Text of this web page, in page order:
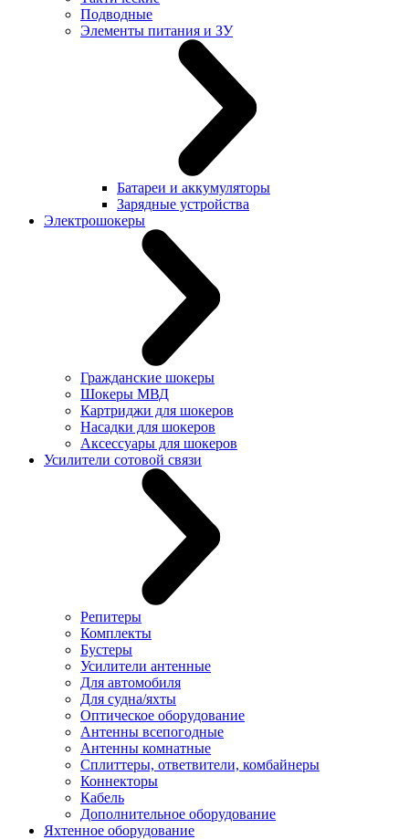
Подводные
Элементы питания и ЗУ
Батареи и аккумуляторы
Зарядные устройства
Электрошокеры
Гражданские шокеры
Шокеры МВД
Картриджи для шокеров
Насадки для шокеров
Аксессуары для шокеров
Усилители сотовой связи
Репитеры
Комплекты
Бустеры
Усилители антенные
Для автомобиля
Для судна/яхты
Оптическое оборудование
Антенны всепогодные
Антенны комнатные
Сплиттеры, ответвители, комбайнеры
Коннекторы
Кабель
Дополнительное оборудование
Яхтенное оборудование